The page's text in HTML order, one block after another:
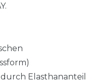
Elasthananteil